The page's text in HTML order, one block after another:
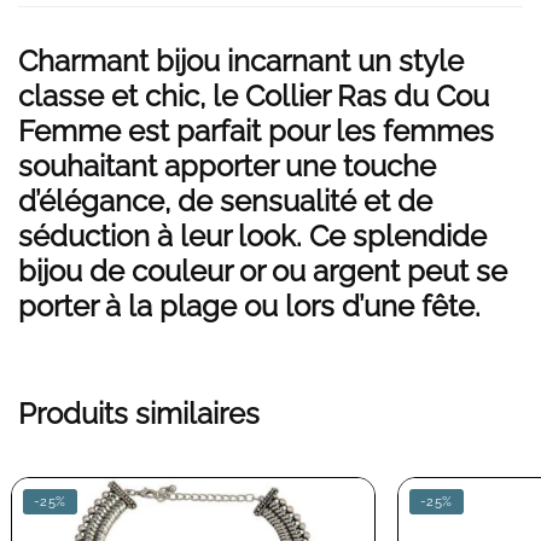
Charmant bijou incarnant un style
classe et chic, le Collier Ras du Cou
Femme est parfait pour les femmes
souhaitant apporter une touche
d’élégance, de sensualité et de
séduction à leur look. Ce splendide
bijou de couleur or ou argent peut se
porter à la plage ou lors d’une fête.
Produits similaires
-25% -25%